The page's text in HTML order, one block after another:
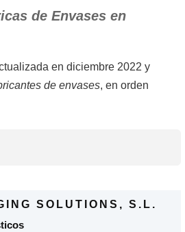
de Envases en
en diciembre 2022 y
de envases, en orden
SOLUTIONS, S.L.